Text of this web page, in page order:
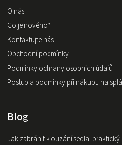
O nás
Co je nového?
Kontaktujte nás
Obchodní podmínky
Podmínky ochrany osobních údajů
Postup a podmínky při nákupu na
Blog
Jak zabránit klouzání sedla: